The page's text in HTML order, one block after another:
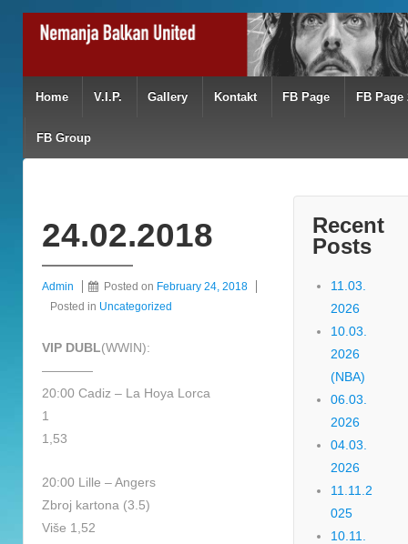
Home V.I.P. Gallery Kontakt FB Page FB Page
FB Group
24.02.2018
Admin Posted on February 24, 2018
Posted in Uncategorized
VIP DUBL(WWIN):
————
20:00 Cadiz – La Hoya Lorca
1
1,53
20:00 Lille – Angers
Zbroj kartona (3.5)
Više 1,52
Recent
Posts
11.03.
2026
10.03.
2026
(NBA)
06.03.
2026
04.03.
2026
11.11.2
025
10.11.